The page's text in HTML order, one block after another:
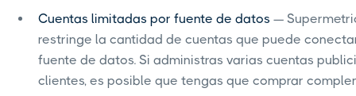
Cuentas limitadas por fuente de datos —
restringe la cantidad de cuentas que puede
fuente de datos. Si administras varias cuentas
clientes, es posible que tengas que comprar